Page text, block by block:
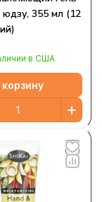
355 мл (12
в США
корзину